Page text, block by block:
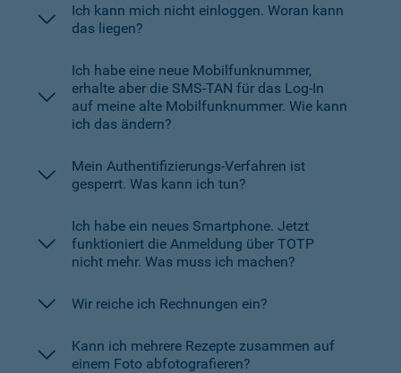
Ich kann mich nicht einloggen. Woran kann
das liegen?
Ich habe eine neue Mobilfunknummer,
erhalte aber die SMS-TAN für das Log-In
auf meine alte Mobilfunknummer. Wie kann
ich das ändern?
Mein Authentifizierungs-Verfahren ist
gesperrt. Was kann ich tun?
Ich habe ein neues Smartphone. Jetzt
funktioniert die Anmeldung über TOTP
nicht mehr. Was muss ich machen?
Wir reiche ich Rechnungen ein?
Kann ich mehrere Rezepte zusammen auf
einem Foto abfotografieren?